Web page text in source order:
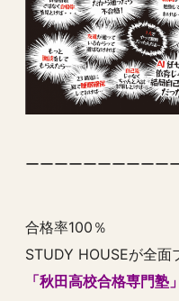
ーーーーーーーーーー
合格率100％
STUDY HOUSEが全面
「秋田高校合格専門塾」